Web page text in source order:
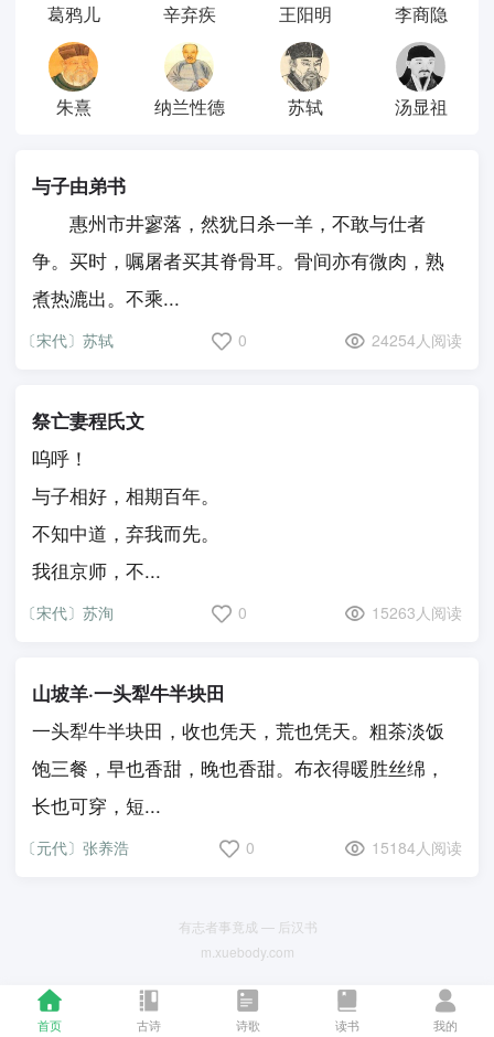
首页 古诗 诗歌 读书 我的
葛鸦儿 辛弃疾 王阳明 李商隐
朱熹 纳兰性德 苏轼 汤显祖
与子由弟书
惠州市井寥落，然犹日杀一羊，不敢与仕者
争。买时，嘱屠者买其脊骨耳。骨间亦有微肉，熟
煮热漉出。不乘...
〔宋代〕苏轼 0 24254人阅读
祭亡妻程氏文
呜呼！
与子相好，相期百年。
不知中道，弃我而先。
我徂京师，不...
〔宋代〕苏洵 0 15263人阅读
山坡羊·一头犁牛半块田
一头犁牛半块田，收也凭天，荒也凭天。粗茶淡饭
饱三餐，早也香甜，晚也香甜。布衣得暖胜丝绵，
长也可穿，短...
〔元代〕张养浩 0 15184人阅读
有志者事竟成 — 后汉书
m.xuebody.com